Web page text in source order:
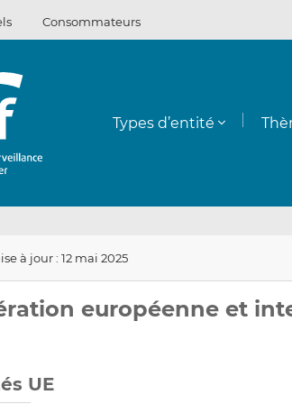
Consommateurs
Types d’entité
à jour : 12 mai 2025
européenne et
UE